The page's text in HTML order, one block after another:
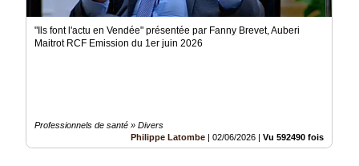
"Ils font l'actu en Vendée" présentée par Fanny Brevet, Auberi
Maitrot RCF Emission du 1er juin 2026
Professionnels de santé » Divers
Philippe Latombe
02/06/2026 Vu 592490 fois